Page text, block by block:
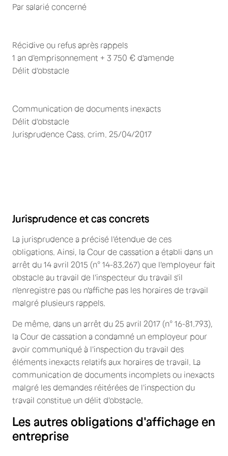
Par salarié concerné
Récidive ou refus après rappels
1 an d'emprisonnement + 3 750 € d'amende
Délit d'obstacle
Communication de documents inexacts
Délit d'obstacle
Jurisprudence Cass. crim. 25/04/2017
Jurisprudence et cas concrets
La jurisprudence a précisé l'étendue de ces
obligations. Ainsi, la Cour de cassation a établi dans un
arrêt du 14 avril 2015 (n° 14-83.267) que l'employeur fait
obstacle au travail de l'inspecteur du travail s'il
n'enregistre pas ou n'affiche pas les horaires de travail
malgré plusieurs rappels.
De même, dans un arrêt du 25 avril 2017 (n° 16-81.793),
la Cour de cassation a condamné un employeur pour
avoir communiqué à l'inspection du travail des
éléments inexacts relatifs aux horaires de travail. La
communication de documents incomplets ou inexacts
malgré les demandes réitérées de l'inspection du
travail constitue un délit d'obstacle.
Les autres obligations d'affichage en
entreprise